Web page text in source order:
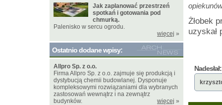
Żłobek
uzyskał
Nadesłał:
Jak zaplanować przestrzeń
spotkań i gotowania pod
chmurką.
Palenisko w sercu ogrodu.
więcej »
Ostatnio dodane wpisy:
Allpro Sp. z o.o.
Firma Allpro Sp. z o.o. zajmuje się produkcją i
dystybucją chemii budowlanej. Dysponuje
kompleksowymi rozwiązaniami dla wybranych
zastosowań wewnątrz i na zewnątrz
budynków.
więcej »